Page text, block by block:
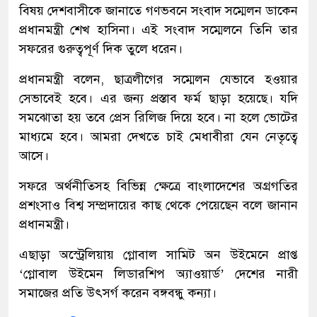
বিষয় দেশবাসীকে জানাতে গণভবনে সংবাদ সম্মেলন ডাকেন
প্রধানমন্ত্রী শেখ হাসিনা। এই সংবাদ সম্মেলনে তিনি তার
সফরের গুরুত্বপূর্ণ দিক তুলে ধরেন।
প্রধানমন্ত্রী বলেন, ছাত্রলীগের সম্মেলন যেভাবে হওয়ার
সেভাবেই হবে। এর জন্য প্রস্তাব ফর্ম ছাড়া হয়েছে। যদি
সমঝোতা হয় তবে প্রেস রিলিজ দিয়ে হবে। না হলে ভোটের
মাধ্যমে হবে। আমরা দেখতে চাই মেধাবীরা যেন নেতৃত্বে
আসে।
সফরে অর্থনীতিসহ বিভিন্ন ক্ষেত্রে বাংলাদেশের অগ্রগতির
প্রশংসাও বিশ্ব সম্প্রদায়ের কাছ থেকে পেয়েছেন বলে জানান
প্রধানমন্ত্রী।
এছাড়া অস্ট্রেলিয়ায় গ্লোবাল সামিট অন উইমেনে প্রাপ্ত
‘গ্লোবাল উইমেন লিডারশিপ অ্যাওয়ার্ড’ দেশের নারী
সমাজের প্রতি উৎসর্গ করেন বঙ্গবন্ধু কন্যা।